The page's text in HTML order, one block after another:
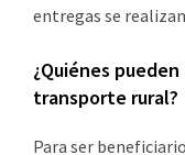
entregas se
¿Quiénes
transporte rural?
Para ser